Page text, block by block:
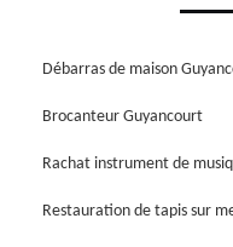
Débarras de maison
Brocanteur Guyancourt
Rachat instrument de
Restauration de tapis sur